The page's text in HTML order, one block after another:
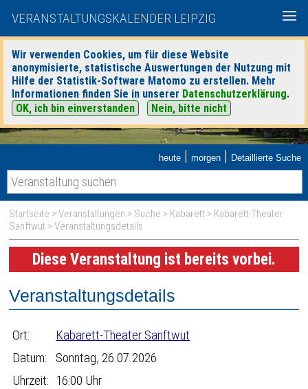
VERANSTALTUNGSKALENDER LEIPZIG
Wir verwenden Cookies, um für diese Website
anonymisierte, statistische Auswertungen der Nutzung mit
Hilfe der Statistik-Software Matomo zu erstellen. Mehr
Informationen finden Sie in unserer Datenschutzerklärung.
OK, ich bin einverstanden
Nein, bitte nicht
heute | morgen | Detaillierte Suche
Startseite >Veranstaltungen > Suche > Kabarett > Kabarett-Theater
Sanftwut > Veranstaltungsdetails
Diese Veranstaltung ist bereits vorbei.
Veranstaltungsdetails
Ort:
Kabarett-Theater Sanftwut
Datum:
Sonntag, 26.07.2026
Uhrzeit: 16:00 Uhr